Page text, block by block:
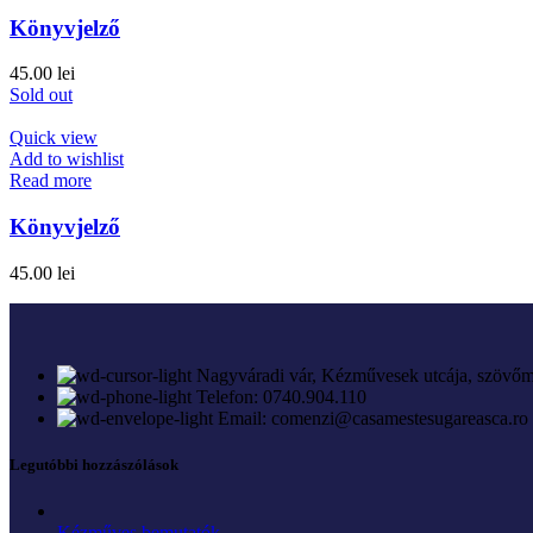
Könyvjelző
45.00 lei
Sold out
Quick view
Add to wishlist
Read more
Könyvjelző
45.00 lei
Nagyváradi vár, Kézművesek utcája,
Telefon: 0740.904.110
Email: comenzi@casamestesugareasca.ro
Legutóbbi hozzászólások